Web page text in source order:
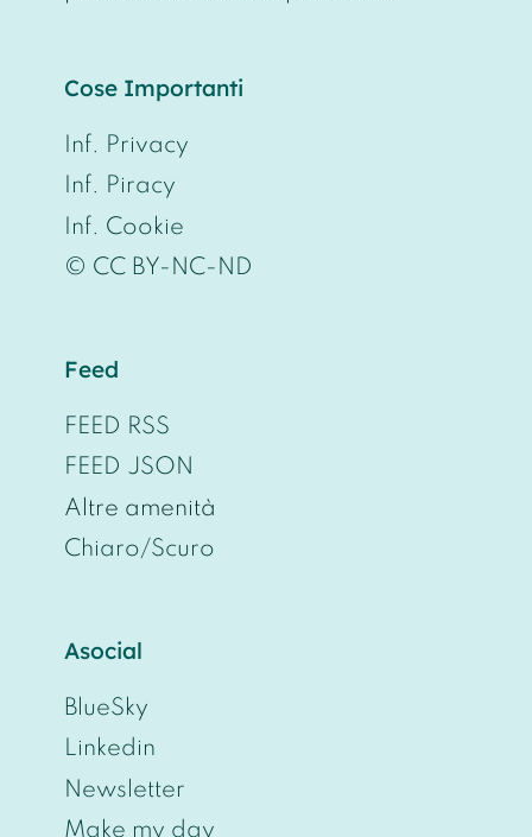
Cose Importanti
Inf. Privacy
Inf. Piracy
Inf. Cookie
© CC BY-NC-ND
Feed
FEED RSS
FEED JSON
Altre amenità
Chiaro/Scuro
Asocial
BlueSky
Linkedin
Newsletter
Make my day